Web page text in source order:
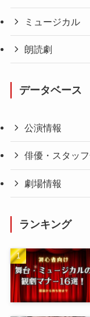
ミュージカル
朗読劇
データベース
公演情報
俳優・スタッ
劇場情報
ランキング